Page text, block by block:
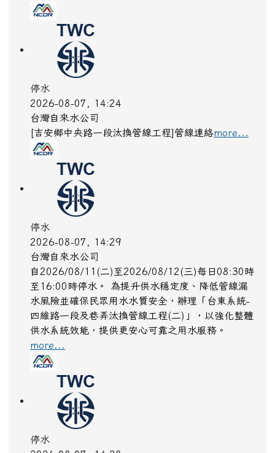
2026-08-07, 14:24
台灣自來水公司
[吉安鄉中央路一段汰換管線工程]管線連絡
2026-08-07, 14:29
台灣自來水公司
自2026/08/11(二)至2026/08/12(三)每日08:30時
至16:00時停水。 為提升供水穩定度、降低管線漏
水風險並確保民眾用水水質安全，辦理「台東系統-
四維路一段及巷弄汰換管線工程(二)」，以強化整體
供水系統效能，提供更安心可靠之用水服務。
more...
2026-08-07, 14:28